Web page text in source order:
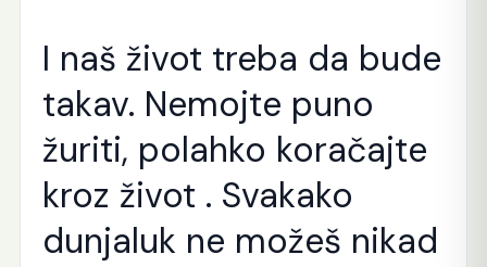
I naš život treba da bude
takav. Nemojte puno
žuriti, polahko koračajte
kroz život . Svakako
dunjaluk ne možeš nikad